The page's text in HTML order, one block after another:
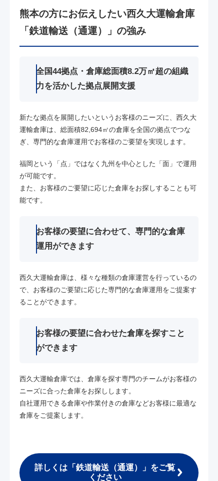
熊本の方にお伝えしたい西久大運輸倉庫
「鉄道輸送（通運）」の強み
全国44拠点・倉庫総面積8.2万㎡超の組織
力を活かした拠点展開支援
新たな拠点を展開したいというお客様のニーズに、西久大
運輸倉庫は、総面積82,694㎡の倉庫を全国の拠点でつな
ぎ、専門的な倉庫運用でお客様のご要望を実現します。
福岡という「点」ではなく九州を中心とした「面」で運用
が可能です。
また、お客様のご要望に応じた倉庫をお探しすることも可
能です。
お客様の要望に合わせて、専門的な倉庫
運用ができます
西久大運輸倉庫は、様々な種類の倉庫運営を行っているの
で、お客様のご要望に応じた専門的な倉庫運用をご提案す
ることができます。
お客様の要望に合わせた倉庫を探すこと
ができます
西久大運輸倉庫では、倉庫を探す専門のチームがお客様の
ニーズに合った倉庫をお探しします。
自社運用できる倉庫や作業付きの倉庫などお客様に最適な
倉庫をご提案します。
詳しくは「鉄道輸送（通運）」をご覧
ください